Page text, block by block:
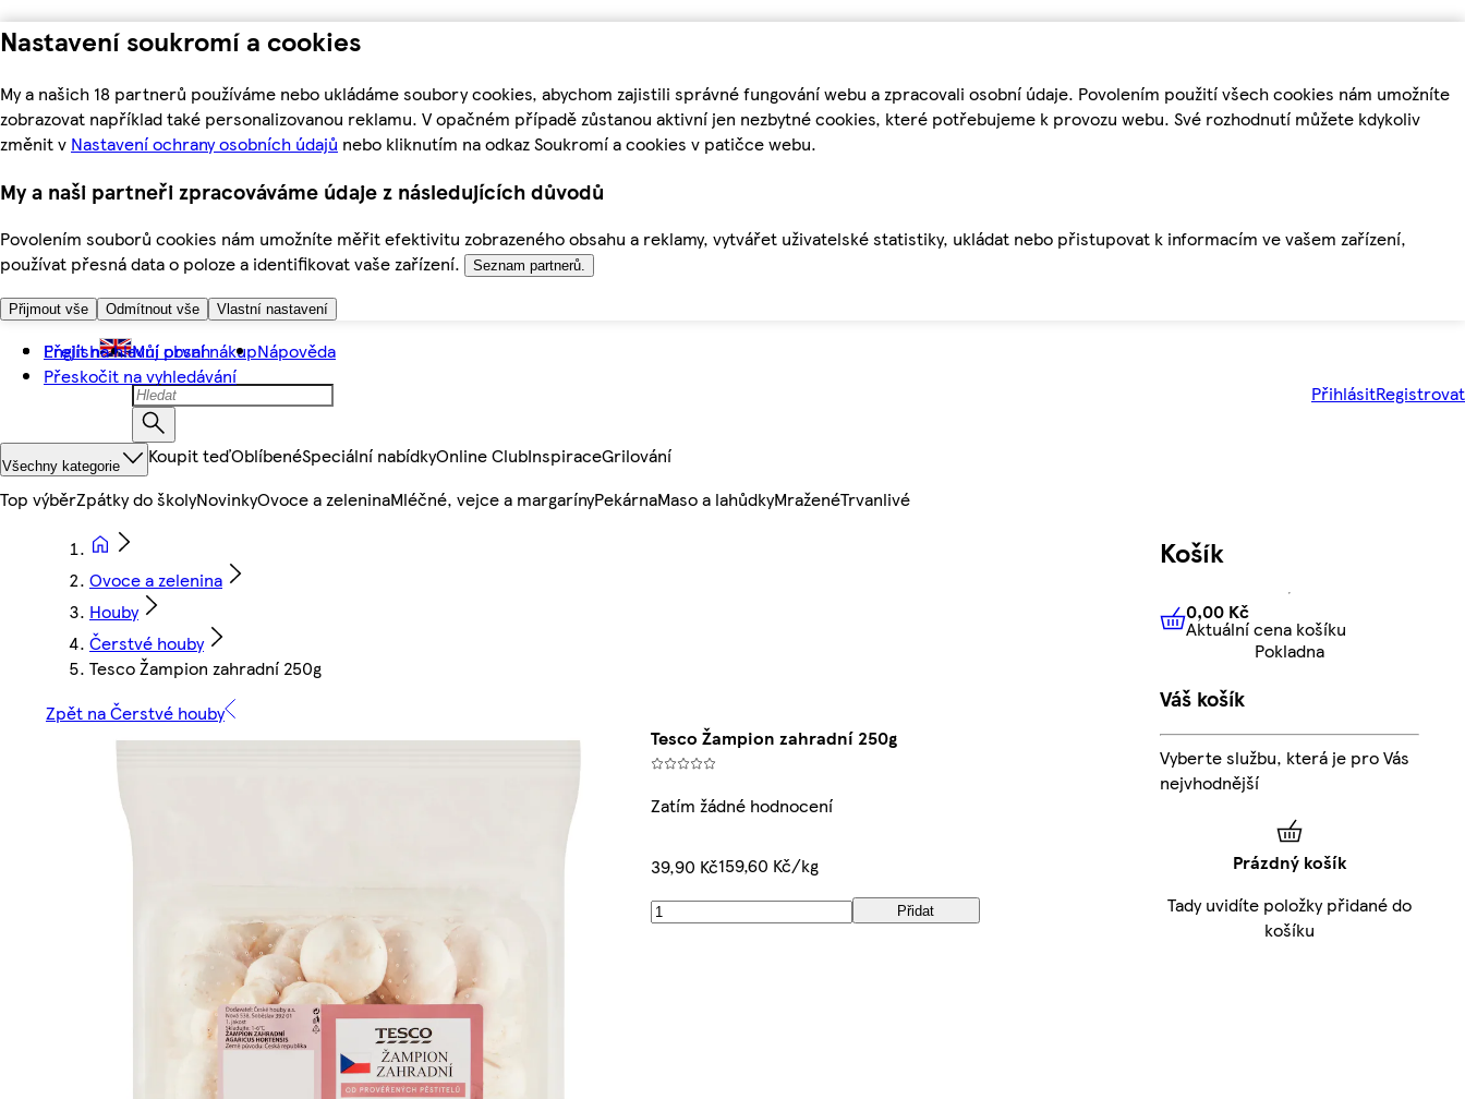
Nastavení soukromí a cookies
My a našich 18 partnerů používáme nebo ukládáme soubory cookies, abychom zajistili správné fungování webu a zpracovali osobní údaje. Povolením použití všech cookies nám umožníte
zobrazovat například také personalizovanou reklamu. V opačném případě zůstanou aktivní jen nezbytné cookies, které potřebujeme k provozu webu. Své rozhodnutí můžete kdykoliv
změnit v Nastavení ochrany osobních údajů nebo kliknutím na odkaz Soukromí a cookies v patičce webu.
My a naši partneři zpracováváme údaje z následujících důvodů
Povolením souborů cookies nám umožníte měřit efektivitu zobrazeného obsahu a reklamy, vytvářet uživatelské statistiky, ukládat nebo přistupovat k informacím ve vašem zařízení,
používat přesná data o poloze a identifikovat vaše zařízení.
Seznam partnerů.
Přijmout vše Odmítnout vše Vlastní nastavení
Přejít na hlavní obsah
Přeskočit na vyhledávání
English Můj první nákupNápověda
PřihlásitRegistrovat
Všechny kategorie Koupit teďOblíbenéSpeciální nabídkyOnline ClubInspiraceGrilování
Top výběrZpátky do školyNovinkyOvoce a zeleninaMléčné, vejce a margarínyPekárnaMaso a lahůdkyMraženéTrvanlivé
Ovoce a zelenina
Houby
Čerstvé houby
Tesco Žampion zahradní 250g
Zpět na Čerstvé houby
Tesco Žampion zahradní 250g
Zatím žádné hodnocení
39,90 Kč159,60 Kč/kg
Přidat
Košík
0,00 KčAktuální cena košíku
0,00 Kč
Aktuální cena košíku
Pokladna
Váš košík
Vyberte službu, která je pro Vás
nejvhodnější
Prázdný košík
Tady uvidíte položky přidané do
košíku